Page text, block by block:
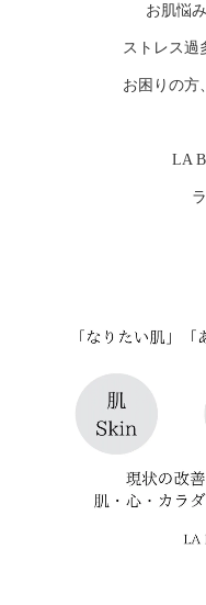
お肌悩
ストレス過
お困りの方
LA